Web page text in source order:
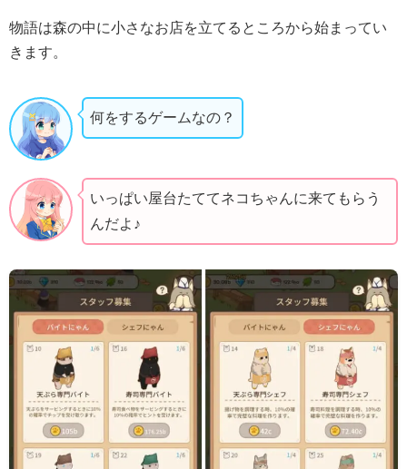
物語は森の中に小さなお店を立てるところから始まってい
きます。
何をするゲームなの？
いっぱい屋台たててネコちゃんに来てもらう
んだよ♪